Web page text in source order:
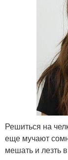
Решиться на
еще мучают
мешать и лезть